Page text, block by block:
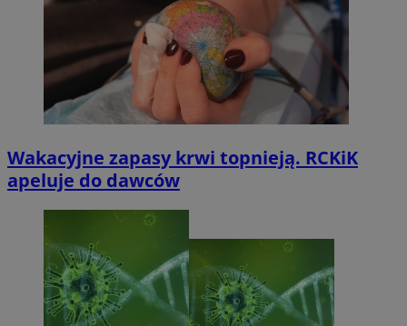
Wakacyjne zapasy krwi topnieją. RCKiK
apeluje do dawców